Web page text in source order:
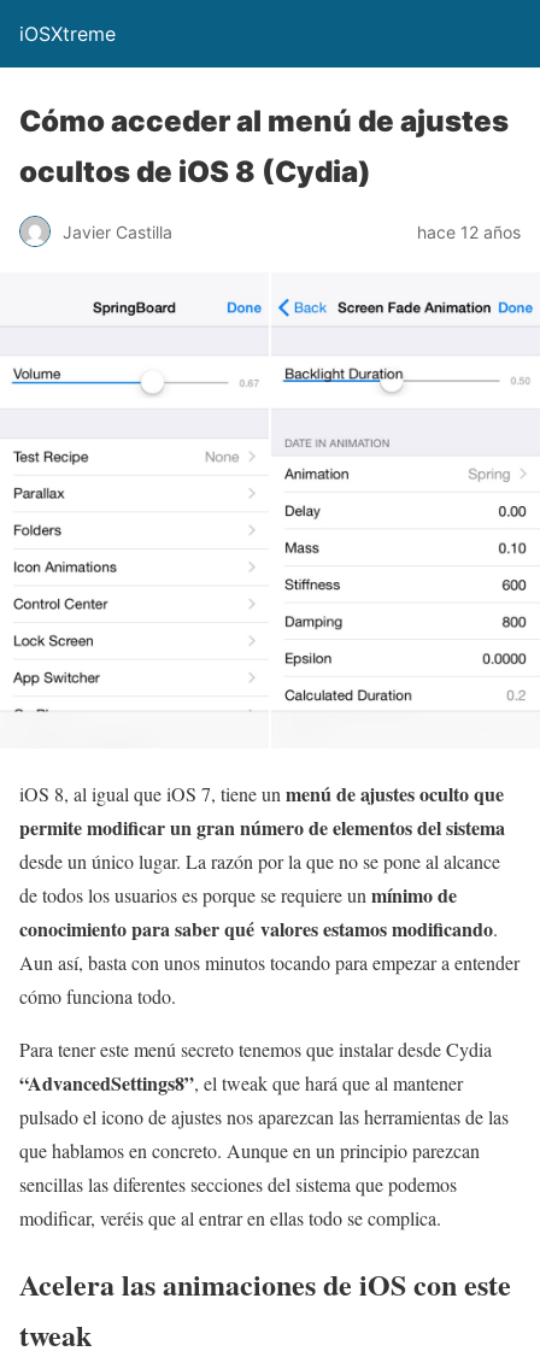
iOSXtreme
Cómo acceder al menú de ajustes
ocultos de iOS 8 (Cydia)
Javier Castilla hace 12 años
iOS 8, al igual que iOS 7, tiene unmenú de ajustes oculto que
permite modificar un gran número de elementos del sistema
desde un único lugar. La razón por la que no se pone al alcance
de todos los usuarios es porque se requiere unmínimo de
conocimiento para saber qué valores estamos modificando.
Aun así, basta con unos minutos tocando para empezar a entender
cómo funciona todo.
Para tener este menú secreto tenemos que instalar desde Cydia
“AdvancedSettings8”, el tweak que hará que al mantener
pulsado el icono de ajustes nos aparezcan las herramientas de las
que hablamos en concreto. Aunque en un principio parezcan
sencillas las diferentes secciones del sistema que podemos
modificar, veréis que al entrar en ellas todo se complica.
Acelera las animaciones de iOS con este
tweak